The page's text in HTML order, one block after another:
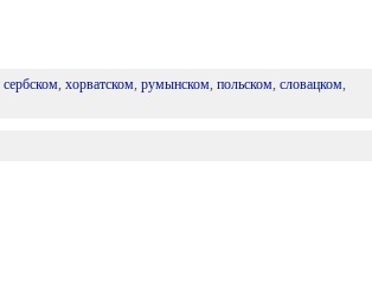
сербском, хорватском, румынском, польском, словацком,